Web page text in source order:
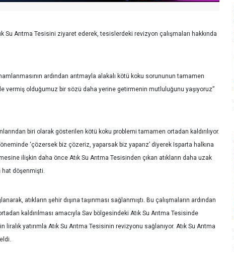
Su Arıtma Tesisini ziyaret ederek, tesislerdeki revizyon çalışmaları hakkında
ardından arıtmayla alakalı kötü koku sorununun tamamen
vermiş olduğumuz bir sözü daha yerine getirmenin mutluluğunu yaşıyoruz”
biri olarak gösterilen kötü koku problemi tamamen ortadan kaldırılıyor.
‘çözersek biz çözeriz, yaparsak biz yaparız’ diyerek Isparta halkına
ilişkin daha önce Atık Su Arıtma Tesisinden çıkan atıkların daha uzak
hat döşenmişti.
atıkların şehir dışına taşınması sağlanmıştı. Bu çalışmaların ardından
kaldırılması amacıyla Sav bölgesindeki Atık Su Arıtma Tesisinde
liralık yatırımla Atık Su Arıtma Tesisinin revizyonu sağlanıyor. Atık Su Arıtma